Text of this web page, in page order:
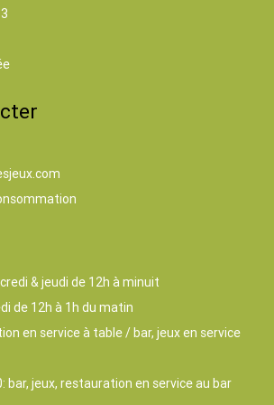
& jeudi de 12h à minuit
de 12h à 1h du matin
en service à table / bar, jeux en service
bar, jeux, restauration en service au bar